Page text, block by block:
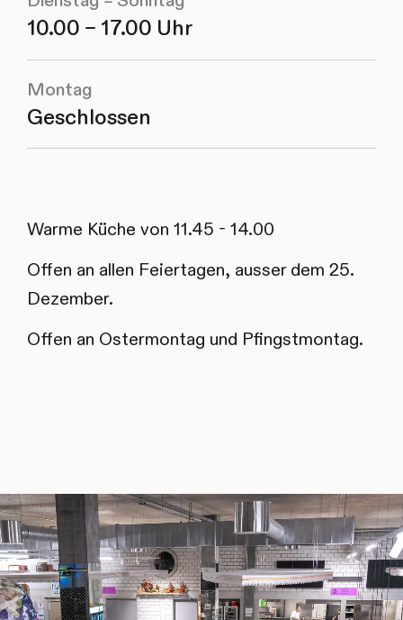
10.00 – 17.00 Uhr
Montag
Geschlossen
Warme Küche von 11.45 - 14.00
Offen an allen Feiertagen, ausser dem 25.
Dezember.
Offen an Ostermontag und Pfingstmontag.